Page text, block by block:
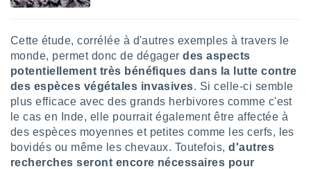
de
et
les
utiliser
le
de
Cette étude, corrélée à d'autres exemples à travers le
monde, permet donc de dégager des aspects
potentiellement très bénéfiques dans la lutte contre
des espèces végétales invasives. Si celle-ci semble
plus efficace avec des grands herbivores comme c'est
le cas en Inde, elle pourrait également être affectée à
des espèces moyennes et petites comme les cerfs, les
bovidés ou même les chevaux. Toutefois, d'autres
recherches seront encore nécessaires pour